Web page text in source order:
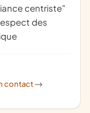
centriste"
des
contact ->